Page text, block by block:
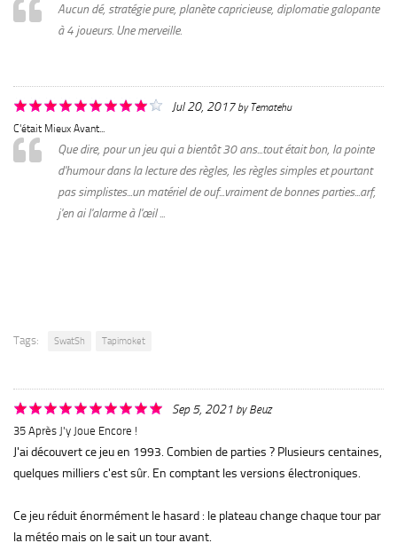
Aucun dé, stratégie pure, planète capricieuse, diplomatie galopante
à 4 joueurs. Une merveille.
Jul 20, 2017by Tematehu
C'était Mieux Avant...
Que dire, pour un jeu qui a bientôt 30 ans...tout était bon, la pointe
d'humour dans la lecture des règles, les règles simples et pourtant
pas simplistes...un matériel de ouf...vraiment de bonnes parties...arf,
j'en ai l'alarme à l'œil ...
Tags: SwatSh Tapimoket
Sep 5, 2021 by Beuz
35 Après J'y Joue Encore !
J'ai découvert ce jeu en 1993. Combien de parties ? Plusieurs centaines,
quelques milliers c'est sûr. En comptant les versions électroniques.
Ce jeu réduit énormément le hasard : le plateau change chaque tour par
la météo mais on le sait un tour avant.